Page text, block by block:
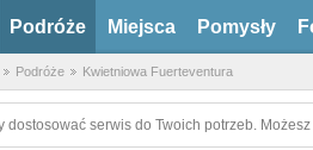
Podróże Miejsca Pomysły
Podróże Kwietniowa Fuerteventura
dostosować serwis do Twoich potrzeb.